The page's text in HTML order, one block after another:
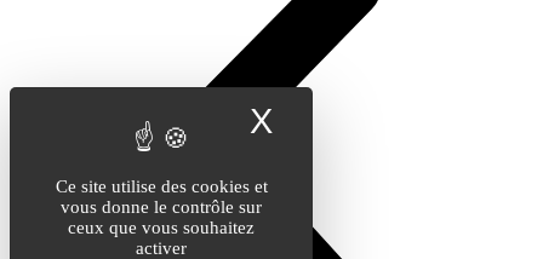
Ce site utilise des cookies et
vous donne le contrôle sur
ceux que vous souhaitez
activer
X